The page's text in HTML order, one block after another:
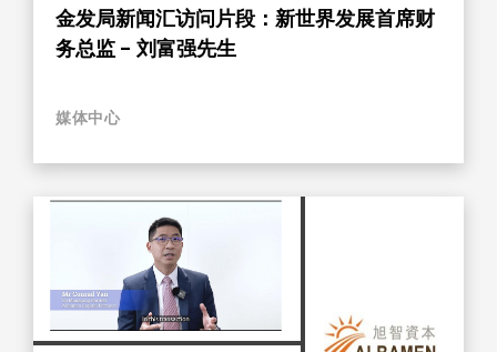
金发局新闻汇访问片段：新世界发展首席财
务总监 - 刘富强先生
媒体中心